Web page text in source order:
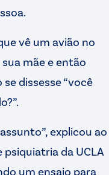
vê um avião no
mãe e então
dissesse “você
explicou ao
da UCLA
um ensaio para